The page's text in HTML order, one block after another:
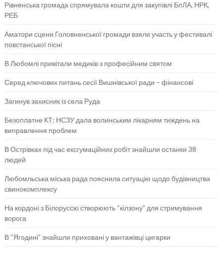
Рівненська громада спрямувала кошти для закупівлі БпЛА, НРК,
РЕБ
Аматори сцени Головненської громади взяли участь у фестивалі
повстанської пісні
В Любомлі привітали медиків з професійним святом
Серед ключових питань сесії Вишнівської ради – фінансові
Загинув захисник із села Руда
Безоплатне КТ: НСЗУ дала волинським лікарням тиждень на
виправлення проблем
В Острівках під час ексгумаційних робіт знайшли останки 38
людей
Любомльська міська рада пояснила ситуацію щодо будівництва
свинокомплексу
На кордоні з Білоруссю створюють “кілзону” для стримування
ворога
В “Ягодині” знайшли приховані у вантажівці цигарки